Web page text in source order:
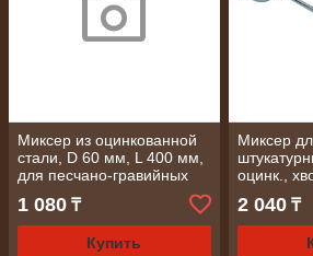
Миксер из оцинкованной
стали, D 60 мм, L 400 мм,
для песчано-гравийных
1 080 ₸
Купить
Миксер
оцинк.,
PLUS,
2 040₸